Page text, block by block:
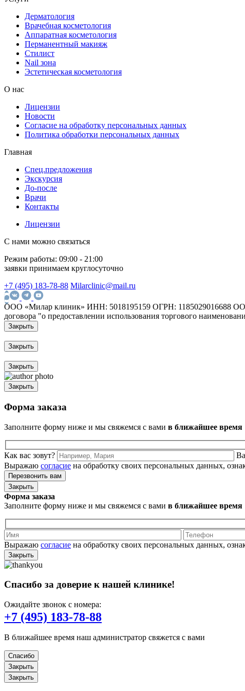
Дерматология
Врачебная косметология
Аппаратная косметология
Перманентный макияж
Стилист
Nail зона
Эстетическая косметология
О нас
Лицензии
Новости
Согласие на обработку персональных данных
Политика обработки персональных данных
Главная
Спец.предложения
Экскурсия
До-после
Врачи
Контакты
Лицензии
С нами можно связаться
Режим работы: 09:00 - 21:00
заявки принимаем круглосуточно
+7 (495) 183-78-88 Milarclinic@mail.ru
ООО «Милар клиник» ИНН: 5018195159 ОГРН: 1185029016688
договора "о предоставлении использования торгового
Закрыть
Закрыть
Закрыть
Закрыть
Форма заказа
Заполните форму ниже и мы свяжемся с вами в ближайшее время
Как вас зовут?
Выражаю согласие на обработку своих персональных данных,
Закрыть
Форма заказа
Заполните форму ниже и мы свяжемся с вами в ближайшее время
Выражаю согласие на обработку своих персональных данных,
Закрыть
Спасибо за доверие к нашей клинике!
Ожидайте звонок с номера:
+7 (495) 183-78-88
В ближайшее время наш администратор свяжется с вами
Спасибо
Закрыть
Закрыть